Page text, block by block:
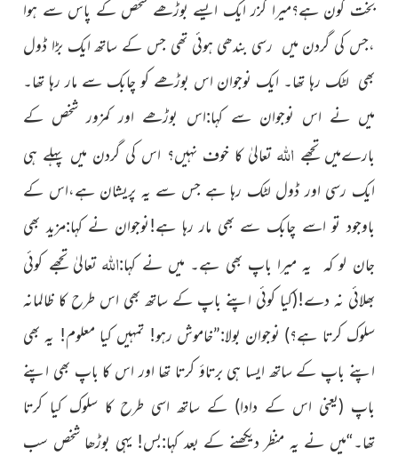
بخت کون ہے؟میرا گزر ایک ایسے بوڑھے شخص کے پاس سے ہوا
،جس کی گردن میں رسی بندھی ہوئی تھی جس کے ساتھ ایک بڑا ڈول
بھی لٹک رہا تھا۔ ایک نوجوان اس بوڑھے کو چابک سے مار رہا تھا۔
میں نے اس نوجوان سے کہا:اس بوڑھے اور کمزور شخص کے
بارےمیں تجھے اللہتعالیٰ کا خوف نہیں؟ اس کی گردن میں پہلے ہی
ایک رسی اور ڈول لٹک رہا ہے جس سے یہ پریشان ہے،اس کے
باوجود تو اسے چابک سے بھی مار رہا ہے!نوجوان نے کہا:مزید بھی
جان لو کہ یہ میرا باپ بھی ہے۔ میں نے کہا:اللہتعالیٰ تجھے کوئی
بھلائی نہ دے!(کیا کوئی اپنے باپ کے ساتھ بھی اس طرح کا ظالمانہ
سلوک کرتا ہے؟) نوجوان بولا:”خاموش رہو! تمہیں کیا معلوم! یہ بھی
اپنے باپ کے ساتھ ایسا ہی برتاؤ کرتا تھا اور اس کا باپ بھی اپنے
باپ (یعنی اس کے دادا) کے ساتھ اسی طرح کا سلوک کیا کرتا
تھا۔“میں نے یہ منظر دیکھنے کے بعد کہا:بس! یہی بوڑھا شخص سب